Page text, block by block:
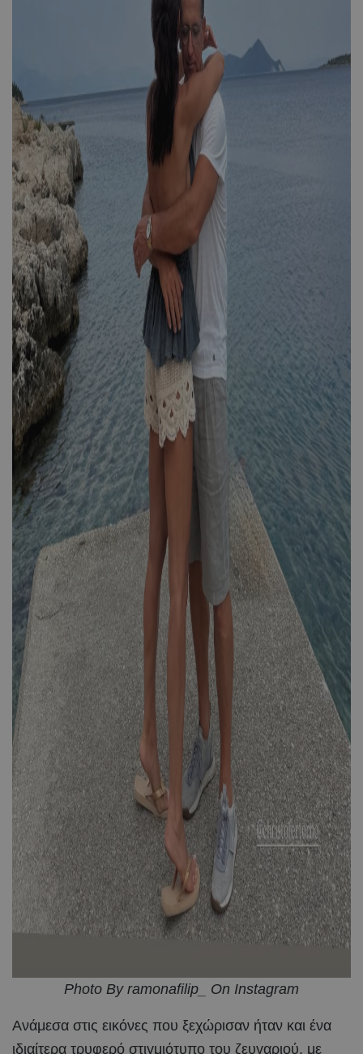
Photo By ramonafilip_ On Instagram
Ανάμεσα στις εικόνες που ξεχώρισαν ήταν και ένα
ιδιαίτερα τρυφερό στιγμιότυπο του ζευγαριού, με